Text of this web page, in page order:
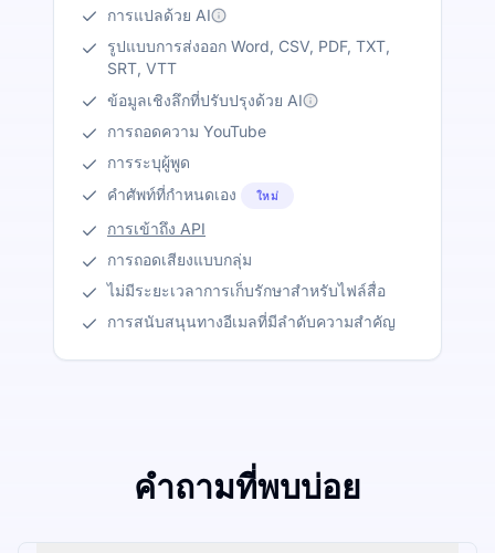
การแปลด้วย AI
รูปแบบการส่งออก Word, CSV, PDF, TXT,
SRT, VTT
ข้อมูลเชิงลึกที่ปรับปรุงด้วย AI
การถอดความ YouTube
การระบุผู้พูด
คำศัพท์ที่กำหนดเอง
ใหม่
การเข้าถึง API
การถอดเสียงแบบกลุ่ม
ไม่มีระยะเวลาการเก็บรักษาสำหรับไฟล์สื่อ
การสนับสนุนทางอีเมลที่มีลำดับความสำคัญ
คำถามที่พบบ่อย